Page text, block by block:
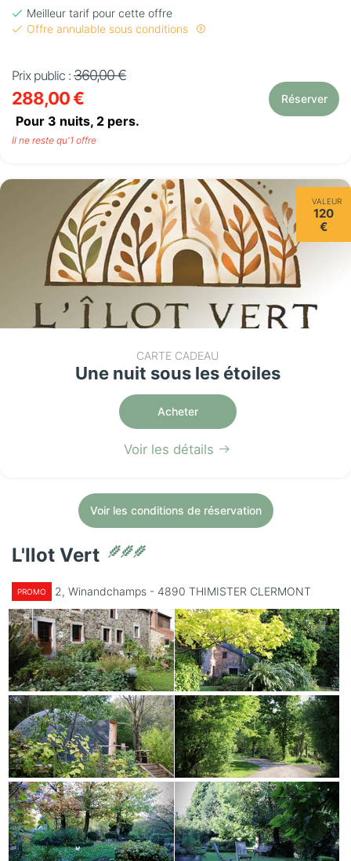
Meilleur tarif pour cette offre
Offre annulable sous conditions
Prix public : 360,00 €
288,00 €
Pour 3 nuits, 2 pers.
Réserver
Il ne reste qu'1 offre
VALEUR
120
€
CARTE CADEAU
Une nuit sous les étoiles
Acheter
Voir les détails
Voir les conditions de réservation
L'Ilot Vert
PROMO 2, Winandchamps - 4890 THIMISTER CLERMONT